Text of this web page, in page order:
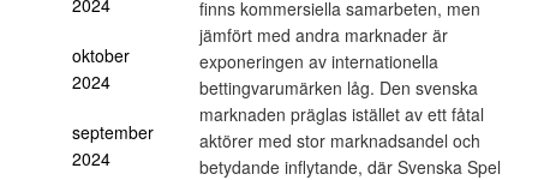
2024
oktober
2024
september
2024
finns kommersiella samarbeten, men
jämfört med andra marknader är
exponeringen av internationella
bettingvarumärken låg. Den svenska
marknaden präglas istället av ett fåtal
aktörer med stor marknadsandel och
betydande inflytande, där Svenska Spel